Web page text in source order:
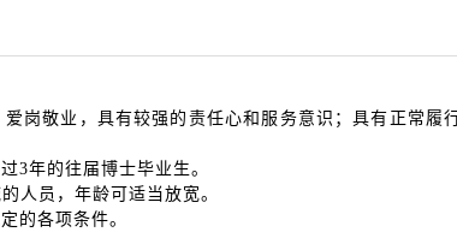
敬业，具有较强的责任心和服务意识；具有正常履
年的往届博士毕业生。
人员，年龄可适当放宽。
的各项条件。